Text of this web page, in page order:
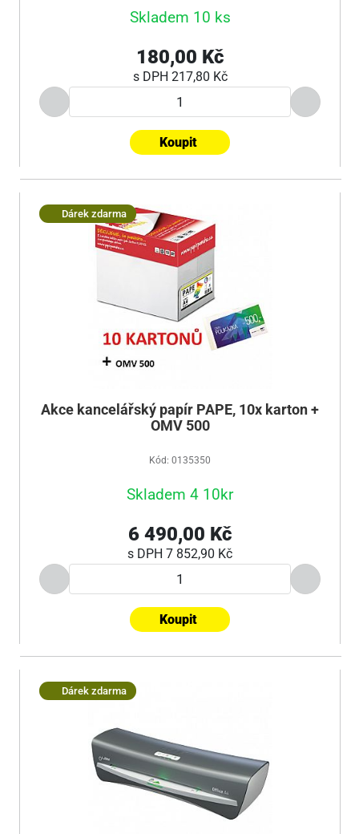
Skladem 10 ks
180,00 Kč
s DPH 217,80 Kč
Koupit
Dárek zdarma
Akce kancelářský papír PAPE, 10x karton +
OMV 500
Kód: 0135350
Skladem 4 10kr
6 490,00 Kč
s DPH 7 852,90 Kč
Koupit
Dárek zdarma